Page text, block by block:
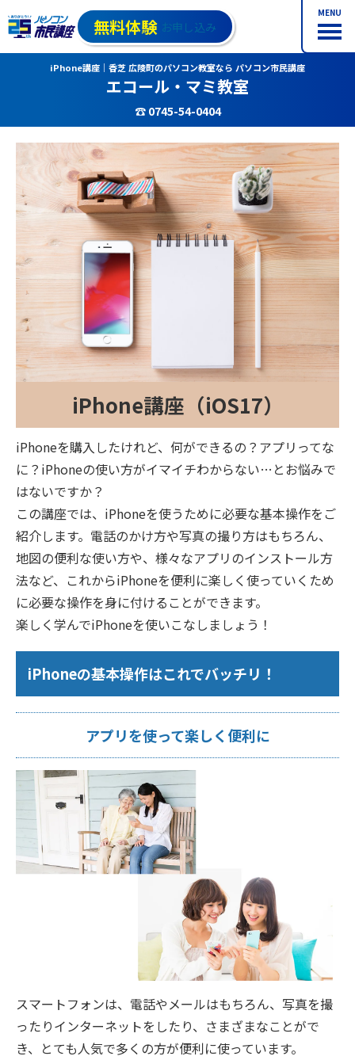
MENU
無料体験 お申し込み
iPhone講座｜香芝 広陵町のパソコン教室なら パソコン市民講座
エコール・マミ教室
☎ 0745-54-0404
iPhone講座（iOS17）
iPhoneを購入したけれど、何ができるの？アプリってな
に？iPhoneの使い方がイマイチわからない…とお悩みで
はないですか？
この講座では、iPhoneを使うために必要な基本操作をご
紹介します。電話のかけ方や写真の撮り方はもちろん、
地図の便利な使い方や、様々なアプリのインストール方
法など、これからiPhoneを便利に楽しく使っていくため
に必要な操作を身に付けることができます。
楽しく学んでiPhoneを使いこなしましょう！
iPhoneの基本操作はこれでバッチリ！
アプリを使って楽しく便利に
スマートフォンは、電話やメールはもちろん、写真を撮
ったりインターネットをしたり、さまざまなことがで
き、とても人気で多くの方が便利に使っています。